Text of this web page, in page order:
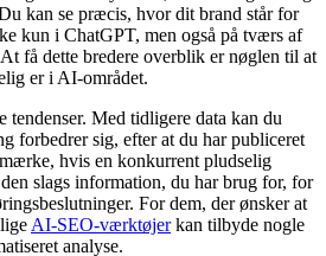
kan se præcis, hvor dit brand står for
kun i ChatGPT, men også på tværs af
få dette bredere overblik er nøglen til at
er i AI-området.
tendenser. Med tidligere data kan du
forbedrer sig, efter at du har publiceret
hvis en konkurrent pludselig
slags information, du har brug for, for
For dem, der ønsker at
AI-SEO-værktøjerkan tilbyde nogle
analyse.